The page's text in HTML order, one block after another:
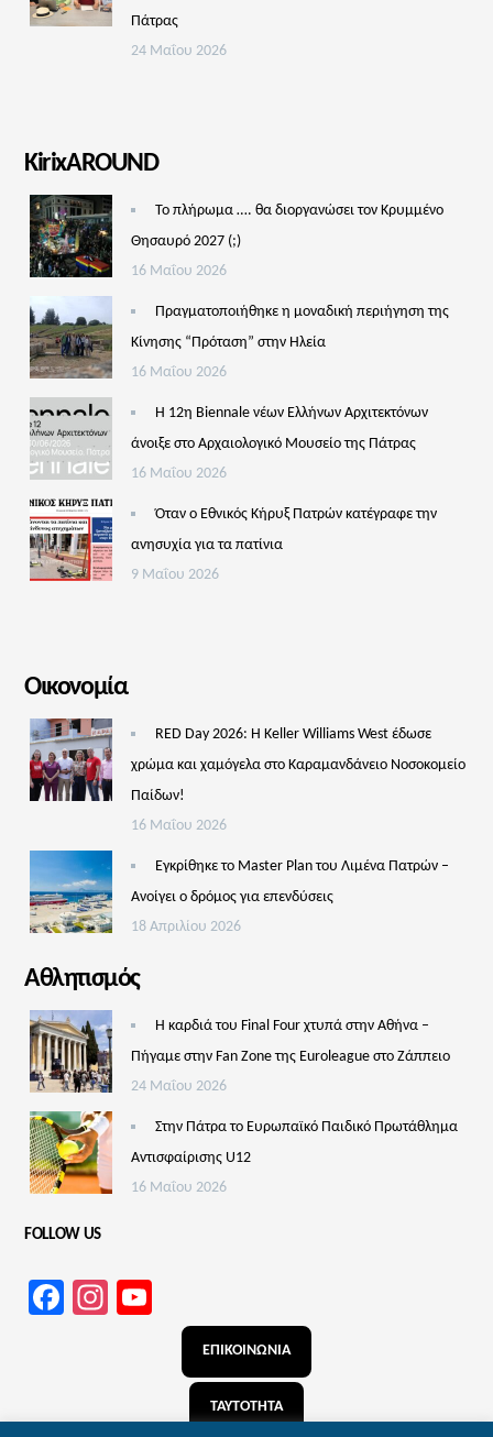
Πάτρας
24 Μαΐου 2026
KirixAROUND
Το πλήρωμα …. θα διοργανώσει τον Κρυμμένο
Θησαυρό 2027 (;)
16 Μαΐου 2026
Πραγματοποιήθηκε η μοναδική περιήγηση της
Κίνησης “Πρόταση” στην Ηλεία
16 Μαΐου 2026
Η 12η Biennale νέων Ελλήνων Αρχιτεκτόνων
άνοιξε στο Αρχαιολογικό Μουσείο της Πάτρας
16 Μαΐου 2026
Όταν ο Εθνικός Κήρυξ Πατρών κατέγραφε την
ανησυχία για τα πατίνια
9 Μαΐου 2026
Οικονομία
RED Day 2026: Η Keller Williams West έδωσε
χρώμα και χαμόγελα στο Καραμανδάνειο Νοσοκομείο
Παίδων!
16 Μαΐου 2026
Εγκρίθηκε το Master Plan του Λιμένα Πατρών –
Aνοίγει ο δρόμος για επενδύσεις
18 Απριλίου 2026
Αθλητισμός
Η καρδιά του Final Four χτυπά στην Αθήνα –
Πήγαμε στην Fan Zone της Euroleague στο Ζάππειο
24 Μαΐου 2026
Στην Πάτρα το Ευρωπαϊκό Παιδικό Πρωτάθλημα
Αντισφαίρισης U12
16 Μαΐου 2026
FOLLOW US
Facebook
Instagram
Channel
ΕΠΙΚΟΙΝΩΝΙΑ
ΤΑΥΤΟΤΗΤΑ